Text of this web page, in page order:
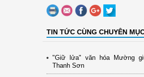
TIN TỨC CÙNG CHUYÊN
"Giữ lửa" văn hóa Mường
Thanh Sơn